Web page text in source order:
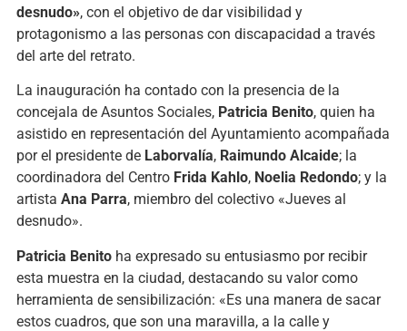
desnudo», con el objetivo de dar visibilidad y
protagonismo a las personas con discapacidad a través
del arte del retrato.
La inauguración ha contado con la presencia de la
concejala de Asuntos Sociales, Patricia Benito, quien ha
asistido en representación del Ayuntamiento acompañada
por el presidente de Laborvalía, Raimundo Alcaide; la
coordinadora del Centro Frida Kahlo, Noelia Redondo; y la
artista Ana Parra, miembro del colectivo «Jueves al
desnudo».
Patricia Benitoha expresado su entusiasmo por recibir
esta muestra en la ciudad, destacando su valor como
herramienta de sensibilización: «Es una manera de sacar
estos cuadros, que son una maravilla, a la calle y